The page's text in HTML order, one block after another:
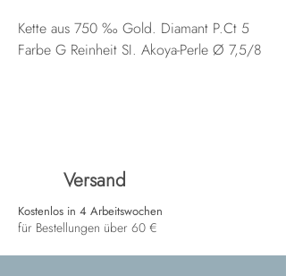
Kette aus 750 ‰ Gold. Diamant P.Ct 5
Farbe G Reinheit SI. Akoya-Perle Ø 7,5/8
Versand
Kostenlos in 4 Arbeitswochen
für Bestellungen über 60 €